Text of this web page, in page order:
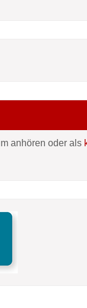
anhören oder als